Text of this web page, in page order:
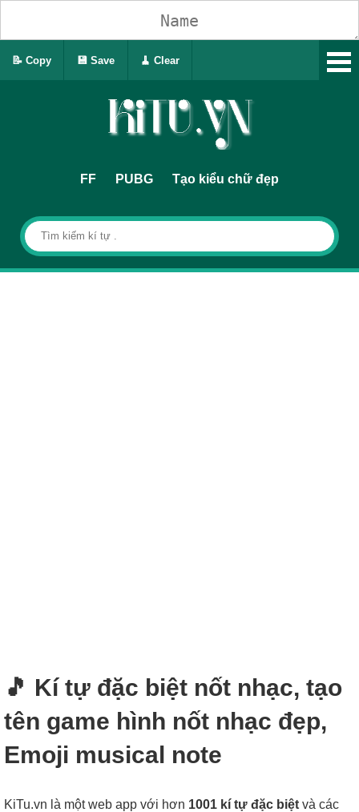
FF PUBG Tạo kiểu chữ đẹp
🎵 Kí tự đặc biệt nốt nhạc, tạo
tên game hình nốt nhạc đẹp,
Emoji musical note
KiTu.vn là một web app với hơn 1001 kí tự đặc biệt và các
📝 Copy 💾 Save 🧹 Clear